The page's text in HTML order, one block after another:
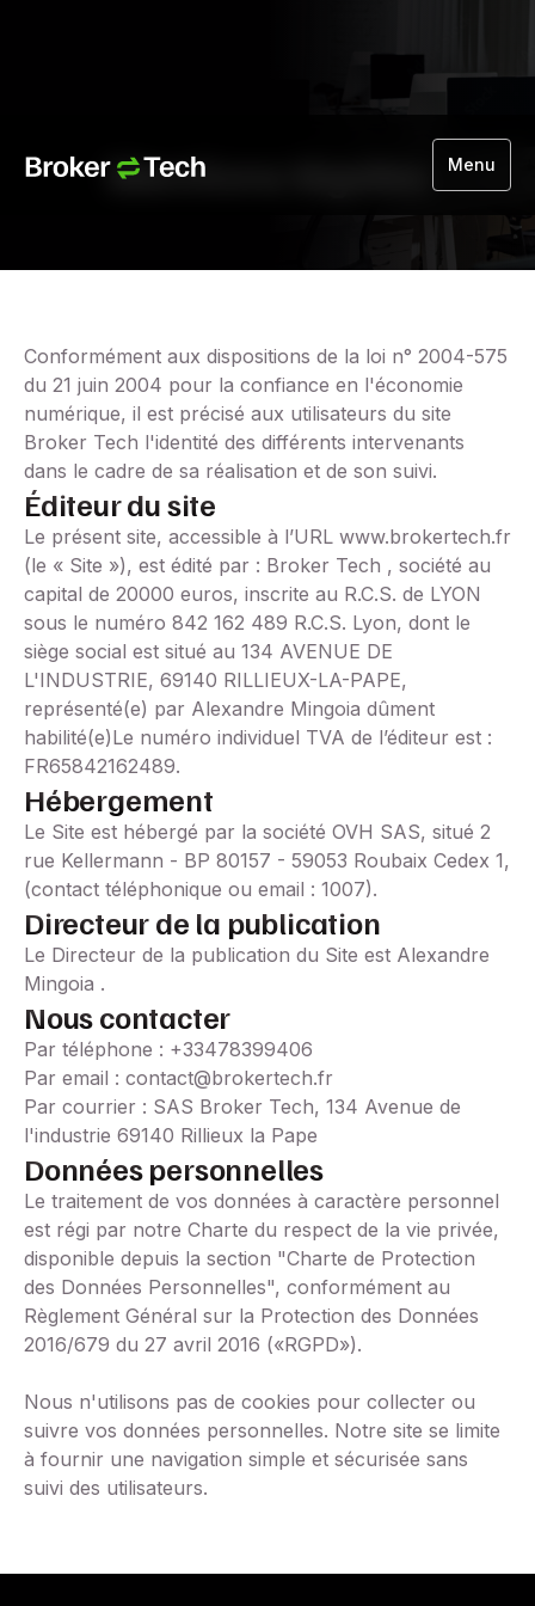
Menu
Mentions légales
Conformément aux dispositions de la loi n° 2004-575
du 21 juin 2004 pour la confiance en l'économie
numérique, il est précisé aux utilisateurs du site
Broker Tech l'identité des différents intervenants
dans le cadre de sa réalisation et de son suivi.
Éditeur du site
Le présent site, accessible à l’URL www.brokertech.fr
(le « Site »), est édité par : Broker Tech , société au
capital de 20000 euros, inscrite au R.C.S. de LYON
sous le numéro 842 162 489 R.C.S. Lyon, dont le
siège social est situé au 134 AVENUE DE
L'INDUSTRIE, 69140 RILLIEUX-LA-PAPE,
représenté(e) par Alexandre Mingoia dûment
habilité(e)Le numéro individuel TVA de l’éditeur est :
FR65842162489.
Hébergement
Le Site est hébergé par la société OVH SAS, situé 2
rue Kellermann - BP 80157 - 59053 Roubaix Cedex 1,
(contact téléphonique ou email : 1007).
Directeur de la publication
Le Directeur de la publication du Site est Alexandre
Mingoia .
Nous contacter
Par téléphone : +33478399406
Par email : contact@brokertech.fr
Par courrier : SAS Broker Tech, 134 Avenue de
l'industrie 69140 Rillieux la Pape
Données personnelles
Le traitement de vos données à caractère personnel
est régi par notre Charte du respect de la vie privée,
disponible depuis la section "Charte de Protection
des Données Personnelles", conformément au
Règlement Général sur la Protection des Données
2016/679 du 27 avril 2016 («RGPD»).
Nous n'utilisons pas de cookies pour collecter ou
suivre vos données personnelles. Notre site se limite
à fournir une navigation simple et sécurisée sans
suivi des utilisateurs.